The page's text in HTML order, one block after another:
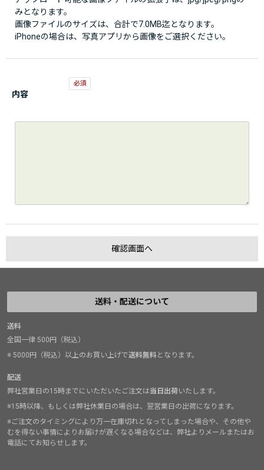
みとなります。
画像ファイルのサイズは、合計で7.0MB迄となります。
iPhoneの場合は、写真アプリから画像をご選択ください。
内容
送料・配送について
送料
全国一律 500円（税込）
※ 5000円（税込）以上のお買い上げで送料無料となります。
配送
弊社営業日の15時までにいただいたご注文は当日出荷いたします。
※15時以降、もしくは弊社休業日の場合は、翌営業日の出荷になります。
※ご注文のタイミングにより万一在庫切れとなってしまった場合や、その他や
むを得ない事情によりお届けが遅くなる場合などは、弊社よりメールまたはお
電話にてお知らせします。